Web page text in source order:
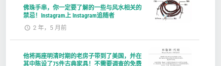
佛珠手串，你一定要了解的一些与风水相关的
禁忌！Instagram上 Instagram追随者
2 年，5 月前
他将两座明清时期的老房子带到了美国，并在
其中陈设了75件古典家具！不需要调查的免费